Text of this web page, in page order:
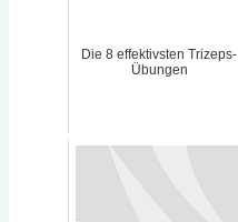
Die 8 effektivsten Trizeps-
Übungen